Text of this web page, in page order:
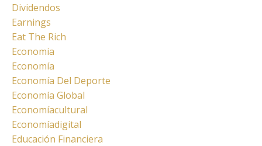
Dividendos
Earnings
Eat The Rich
Economia
Economía
Economía Del Deporte
Economía Global
Economíacultural
Economíadigital
Educación Financiera